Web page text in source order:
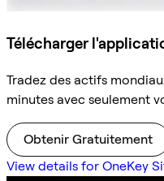
Télécharger
Tradez des actifs
minutes avec seulement
Obtenir Gratuitement
View details for OneKey